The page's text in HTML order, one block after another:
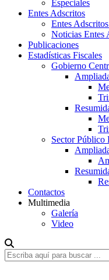
Especiales
Entes Adscritos
Entes
Noticias Entes
Publicaciones
Estadísticas Fiscales
Gobierno
Sector Público
Contactos
Multimedia
Galería
Video